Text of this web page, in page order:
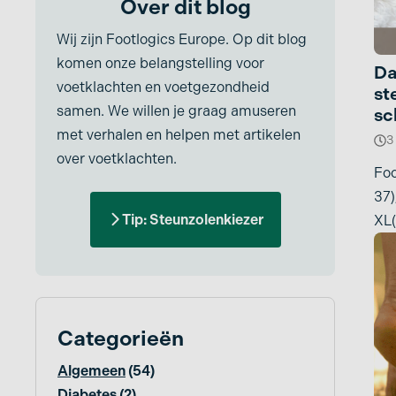
Enkelklachten/Verzwikt
Etalagebenen
Fasciitis plantaris
Fat pad syndroom
Hallux Rigidus
Hallux Valgus
Hielspoor
Holvoet
Jones fractuur
Pijn in kuit
Pijn in onderbeen
Pijnlijke hak
Platvoeten
Reumatoïde artritis
Over dit blog
Wij zijn Footlogics Europe. Op dit blog
komen onze belangstelling voor
voetklachten en voetgezondheid
samen. We willen je graag amuseren
met verhalen en helpen met artikelen
over voetklachten.
Tip: Steunzolenkiezer
Categorieën
Algemeen (54)